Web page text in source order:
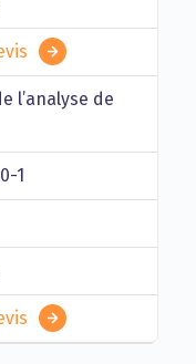
l’analyse de
1